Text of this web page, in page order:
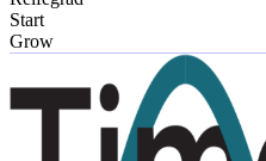
Start
Grow